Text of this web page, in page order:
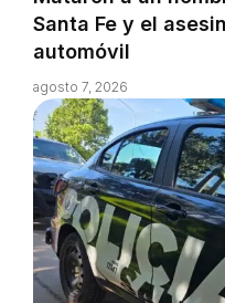
Santa Fe y el
automóvil
agosto 7, 2026